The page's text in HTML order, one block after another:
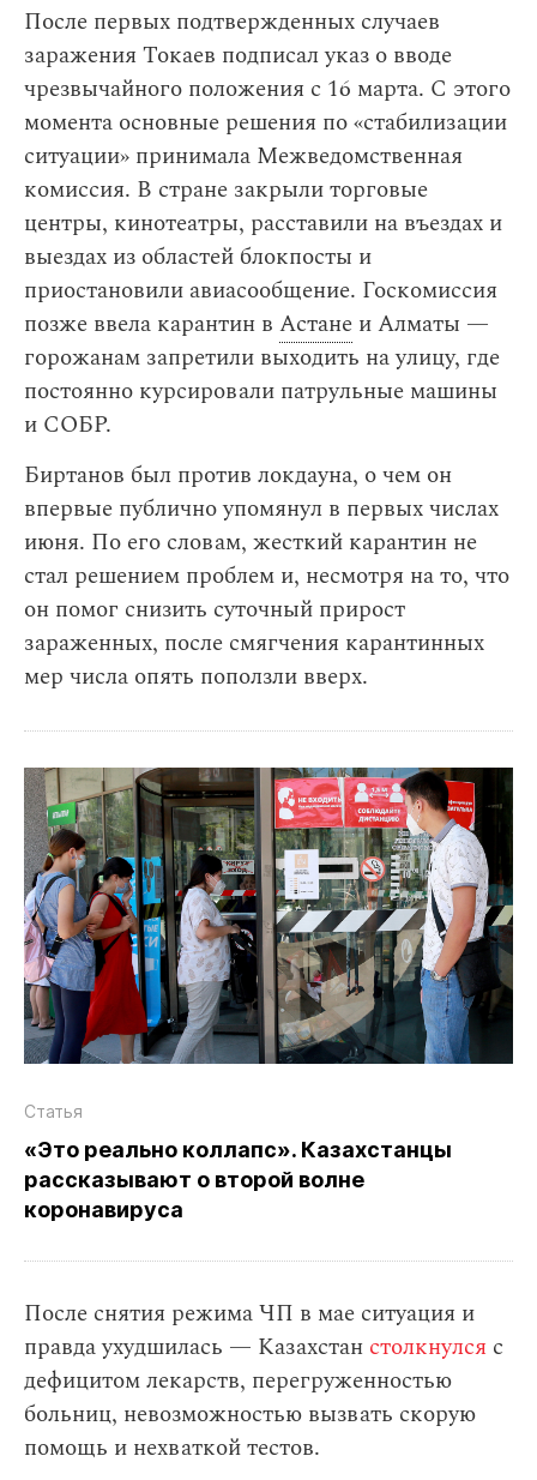
После первых подтвержденных случаев
заражения Токаев подписал указ о вводе
чрезвычайного положения с 16 марта. С этого
момента основные решения по «стабилизации
ситуации» принимала Межведомственная
комиссия. В стране закрыли торговые
центры, кинотеатры, расставили на въездах и
выездах из областей блокпосты и
приостановили авиасообщение. Госкомиссия
позже ввела карантин в Астане и Алматы —
горожанам запретили выходить на улицу, где
постоянно курсировали патрульные машины
и СОБР.
Биртанов был против локдауна, о чем он
впервые публично упомянул в первых числах
июня. По его словам, жесткий карантин не
стал решением проблем и, несмотря на то, что
он помог снизить суточный прирост
зараженных, после смягчения карантинных
мер числа опять поползли вверх.
Статья
«Это реально коллапс». Казахстанцы
рассказывают о второй волне
коронавируса
После снятия режима ЧП в мае ситуация и
правда ухудшилась — Казахстан столкнулся с
дефицитом лекарств, перегруженностью
больниц, невозможностью вызвать скорую
помощь и нехваткой тестов.